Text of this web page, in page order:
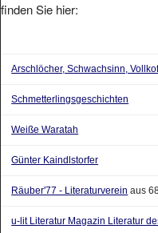
finden Sie hier:
Arschlöcher, Schwachsinn,
Schmetterlingsgeschichten
Weiße Waratah
Günter Kaindlstorfer
Räuber'77 - Literaturverein aus
u-lit Literatur Magazin Literatur